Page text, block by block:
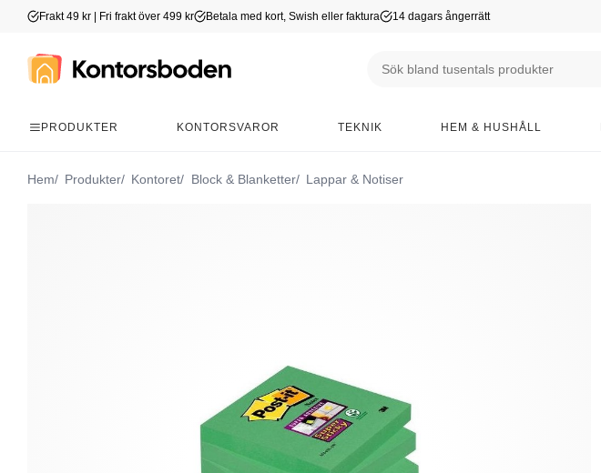
Frakt 49 kr | Fri frakt över 499 kr Betala med kort, Swish eller faktura 14 dagars ångerrätt
PRODUKTER KONTORSVAROR TEKNIK HEM & HUSHÅLL
Hem Produkter Kontoret Block & Blanketter Lappar & Notiser